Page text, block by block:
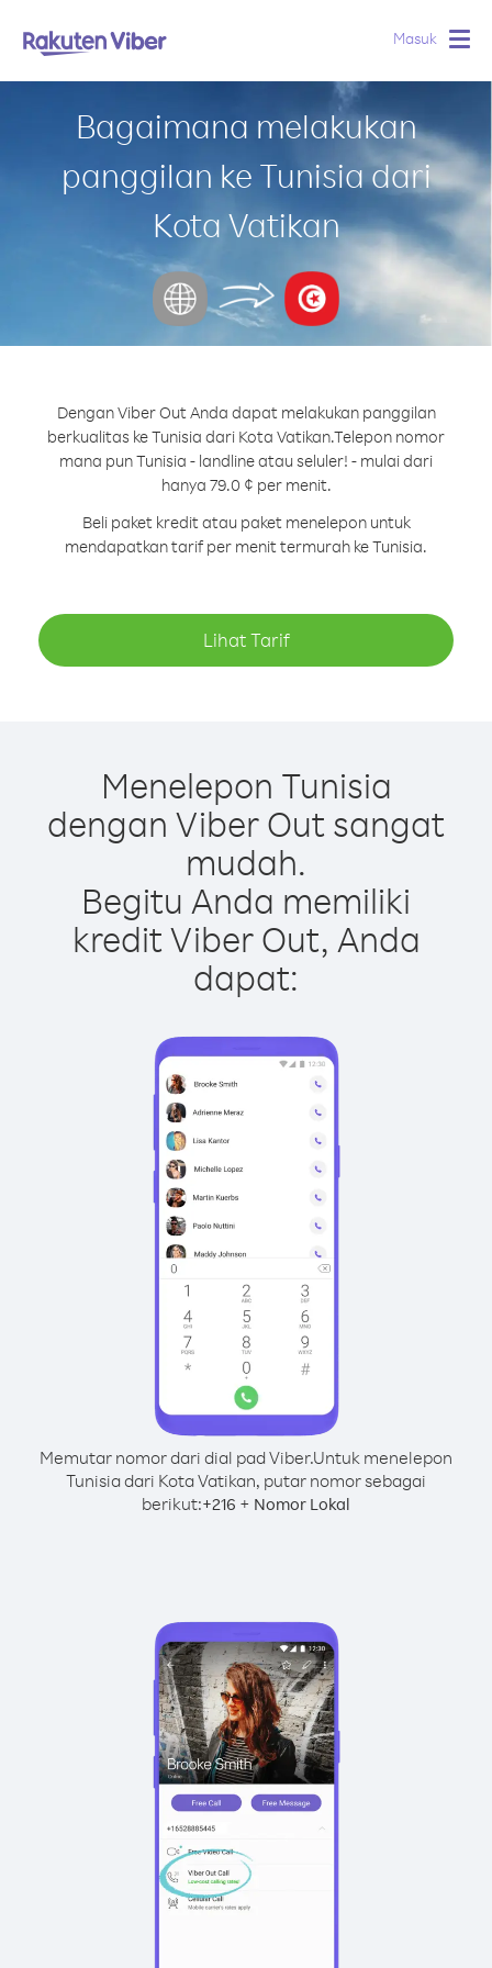
Masuk
Bagaimana melakukan
panggilan ke Tunisia dari
Kota Vatikan
Dengan Viber Out Anda dapat melakukan panggilan
berkualitas ke Tunisia dari Kota Vatikan.Telepon nomor
mana pun Tunisia - landline atau seluler! - mulai dari
hanya 79.0 ¢ per menit.
Beli paket kredit atau paket menelepon untuk
mendapatkan tarif per menit termurah ke Tunisia.
Lihat Tarif
Menelepon Tunisia
dengan Viber Out sangat
mudah.
Begitu Anda memiliki
kredit Viber Out, Anda
dapat:
Memutar nomor dari dial pad Viber.Untuk menelepon
Tunisia dari Kota Vatikan, putar nomor sebagai
berikut:+216 + Nomor Lokal